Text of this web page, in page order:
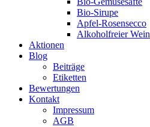
Bio-Sirupe
Apfel-Rosensecco
Alkoholfreier Wein
Aktionen
Blog
Beiträge
Etiketten
Bewertungen
Kontakt
Impressum
AGB